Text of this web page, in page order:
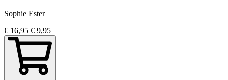
Sophie Ester
€ 16,95 € 9,95